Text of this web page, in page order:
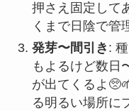
押さえ固定して
くまで日陰で管
発芽〜間引き :
もよるけど数日
が出てくるよ
る明るい場所に